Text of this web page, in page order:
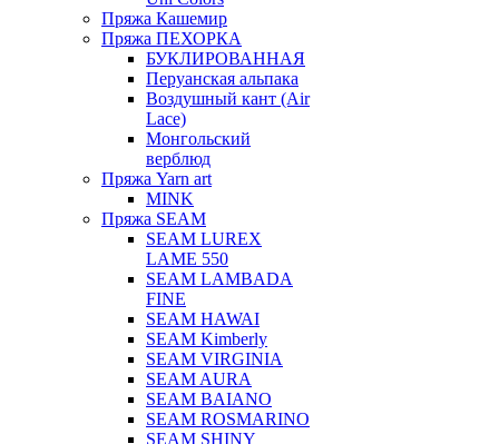
Пряжа Кашемир
Пряжа ПЕХОРКА
БУКЛИРОВАННАЯ
Перуанская альпака
Воздушный кант (Air
Lace)
Монгольский
верблюд
Пряжа Yarn art
MINK
Пряжа SEAM
SEAM LUREX
LAME 550
SEAM LAMBADA
FINE
SEAM HAWAI
SEAM Kimberly
SEAM VIRGINIA
SEAM AURA
SEAM BAIANO
SEAM ROSMARINO
SEAM SHINY